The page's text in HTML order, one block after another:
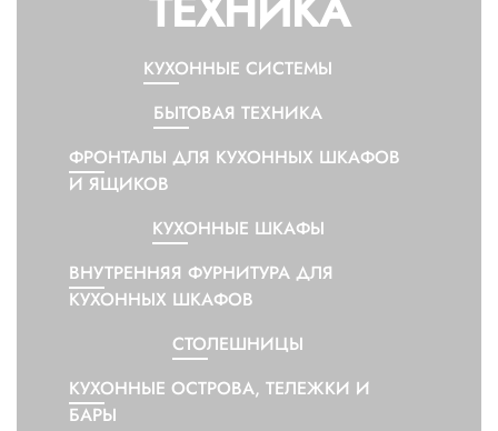
ТЕКСТИЛЬ
ГОРШКИ И РАСТЕНИЯ
ОСВЕЩЕНИЕ
КУЛИНАРИЯ И СТОЛОВАЯ
КУХНИ И КУХОННАЯ
КУХОННЫЕ СИСТЕМЫ
БЫТОВАЯ ТЕХНИКА
ФРОНТАЛЫ ДЛЯ КУХОННЫХ ШКАФОВ
И ЯЩИКОВ
КУХОННЫЕ ШКАФЫ
ВНУТРЕННЯЯ ФУРНИТУРА ДЛЯ
КУХОННЫХ ШКАФОВ
СТОЛЕШНИЦЫ
КУХОННЫЕ ОСТРОВА, ТЕЛЕЖКИ И
БАРЫ